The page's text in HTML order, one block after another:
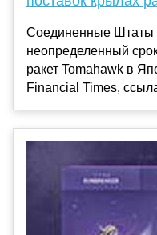
Соединенные Штаты
неопределенный
ракет Tomahawk в
Financial Times,